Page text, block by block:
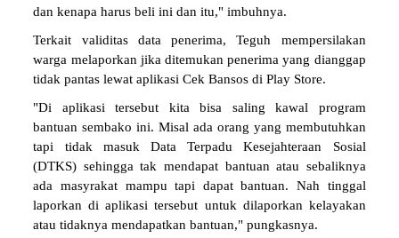
dan kenapa harus beli ini dan itu," imbuhnya.
Terkait validitas data penerima, Teguh mempersilakan
warga melaporkan jika ditemukan penerima yang dianggap
tidak pantas lewat aplikasi Cek Bansos di Play Store.
"Di aplikasi tersebut kita bisa saling kawal program
bantuan sembako ini. Misal ada orang yang membutuhkan
tapi tidak masuk Data Terpadu Kesejahteraan Sosial
(DTKS) sehingga tak mendapat bantuan atau sebaliknya
ada masyrakat mampu tapi dapat bantuan. Nah tinggal
laporkan di aplikasi tersebut untuk dilaporkan kelayakan
atau tidaknya mendapatkan bantuan," pungkasnya.